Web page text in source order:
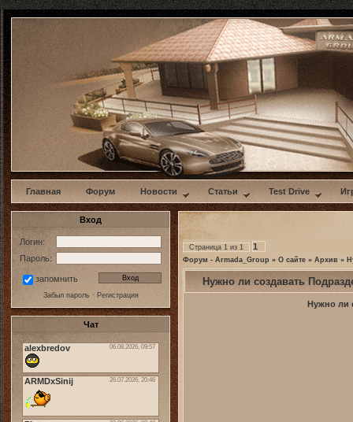
w
Главная Форум Новости Статьи Test Drive
Вход
Логин:
Пароль:
запомнить
Забыл пароль· Регистрация
Чат
Страница 1 из 1 1
Форум - Armada_Group » О сайте » Архив »
Нужно ли создавать
Нужно ли